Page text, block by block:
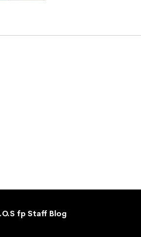
fp Staff Blog